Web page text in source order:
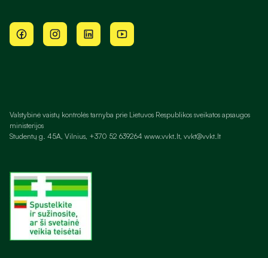
Valstybinė vaistų kontrolės tarnyba prie Lietuvos Respublikos sveikatos apsaugos
ministerijos
Studentų g. 45A, Vilnius, +370 52 639264 www.vvkt.lt, vvkt@vvkt.lt